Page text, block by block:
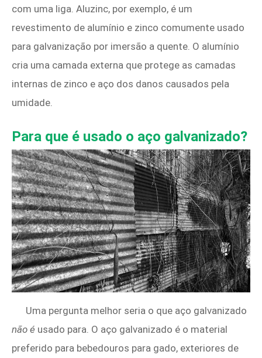
com uma liga. Aluzinc, por exemplo, é um
revestimento de alumínio e zinco comumente usado
para galvanização por imersão a quente. O alumínio
cria uma camada externa que protege as camadas
internas de zinco e aço dos danos causados ​​pela
umidade.
Para que é usado o aço galvanizado?
Uma pergunta melhor seria o que aço galvanizado
não é usado para. O aço galvanizado é o material
preferido para bebedouros para gado, exteriores de